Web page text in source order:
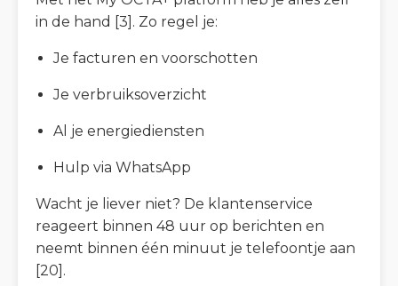
in de hand [3]. Zo regel je:
Je facturen en voorschotten
Je verbruiksoverzicht
Al je energiediensten
Hulp via WhatsApp
Wacht je liever niet? De klantenservice
reageert binnen 48 uur op berichten en
neemt binnen één minuut je telefoontje aan
[20].